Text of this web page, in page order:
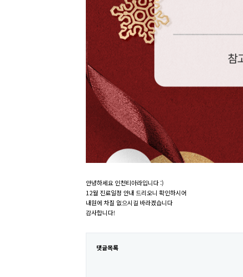
안녕하세요 인천티아라입니다 :)
12월 진료일정 안내 드리오니 확인하시어
내원에 차질 없으시길 바라겠습니다
감사합니다!
댓글목록